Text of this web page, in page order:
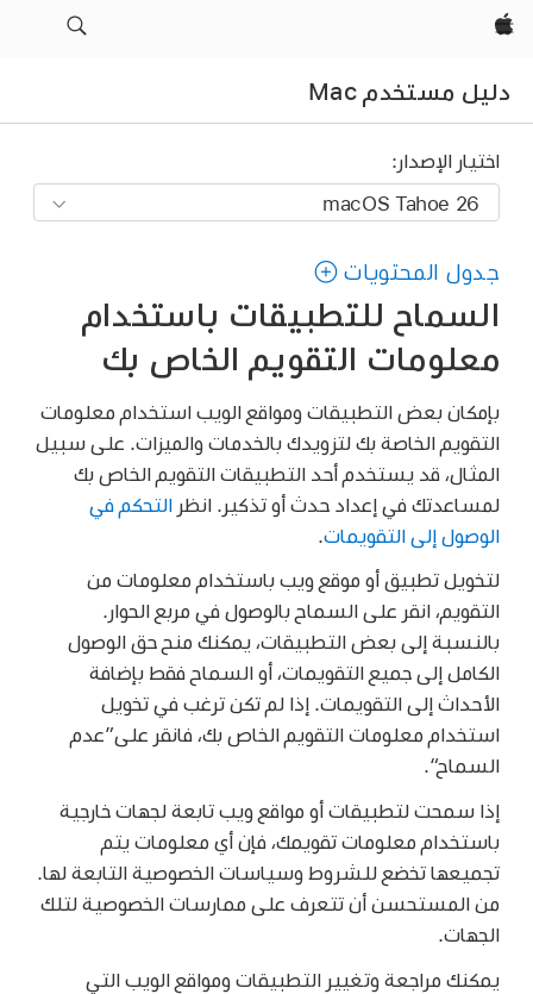
Apple‏
دليل مستخدم Mac
اختيار الإصدار:
جدول المحتويات
السماح للتطبيقات باستخدام
معلومات التقويم الخاص بك
بإمكان بعض التطبيقات ومواقع الويب استخدام معلومات
التقويم الخاصة بك لتزويدك بالخدمات والميزات. على سبيل
المثال، قد يستخدم أحد التطبيقات التقويم الخاص بك
لمساعدتك في إعداد حدث أو تذكير. انظر التحكم في
الوصول إلى التقويمات
لتخويل تطبيق أو موقع ويب باستخدام معلومات من
التقويم، انقر على السماح بالوصول في مربع الحوار.
بالنسبة إلى بعض التطبيقات، يمكنك منح حق الوصول
الكامل إلى جميع التقويمات، أو السماح فقط بإضافة
الأحداث إلى التقويمات. إذا لم تكن ترغب في تخويل
استخدام معلومات التقويم الخاص بك، فانقر على”عدم
السماح“.
إذا سمحت لتطبيقات أو مواقع ويب تابعة لجهات خارجية
باستخدام معلومات تقويمك، فإن أي معلومات يتم
تجميعها تخضع للشروط وسياسات الخصوصية التابعة لها.
من المستحسن أن تتعرف على ممارسات الخصوصية لتلك
الجهات.
يمكنك مراجعة وتغيير التطبيقات ومواقع الويب التي